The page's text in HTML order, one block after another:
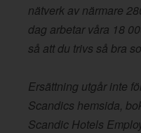
nätverk av närmare
dag arbetar våra 18
så att du trivs så bra
Ersättning utgår inte
Scandics hemsida,
Scandic Hotels